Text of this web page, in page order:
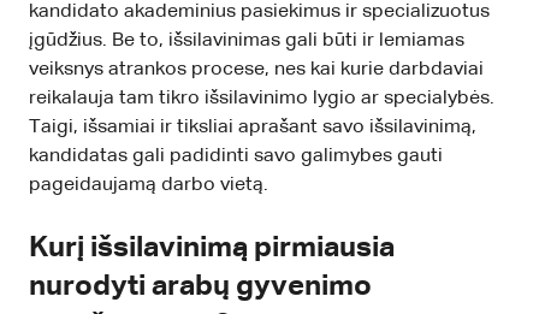
kandidato akademinius pasiekimus ir specializuotus
įgūdžius. Be to, išsilavinimas gali būti ir lemiamas
veiksnys atrankos procese, nes kai kurie darbdaviai
reikalauja tam tikro išsilavinimo lygio ar specialybės.
Taigi, išsamiai ir tiksliai aprašant savo išsilavinimą,
kandidatas gali padidinti savo galimybes gauti
pageidaujamą darbo vietą.
Kurį išsilavinimą pirmiausia
nurodyti arabų gyvenimo